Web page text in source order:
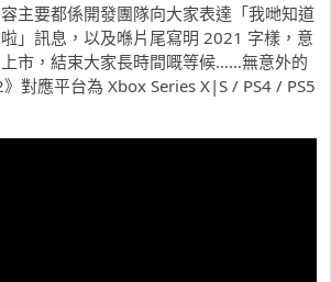
主要都係開發團隊向大家表達「我哋知道
」訊息，以及喺片尾寫明 2021 字樣，意
市，結束大家長時間嘅等候……無意外的
對應平台為 Xbox Series X|S / PS4 / PS5